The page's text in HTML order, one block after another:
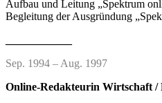
Aufbau und Leitung „Spektrum
Begleitung der Ausgründung
Sep. 1994 – Aug. 1997
Online-Redakteurin Wirtschaft /